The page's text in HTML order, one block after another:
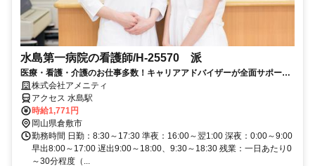
水島第一病院の看護師/H-25570 派
医療・看護・介護のお仕事多数！キャリアアドバイザーが全面サポート
◎ 株式会社アメニティ
アクセス 水島駅
時給1,771円
岡山県倉敷市
勤務時間 日勤：8:30～17:30 準夜：16:00～翌1:00 深夜：0:00～9:00
早出8:00～17:00 遅出9:00～18:00、9:30～18:30 残業：一日あたり0
～30分程度（...